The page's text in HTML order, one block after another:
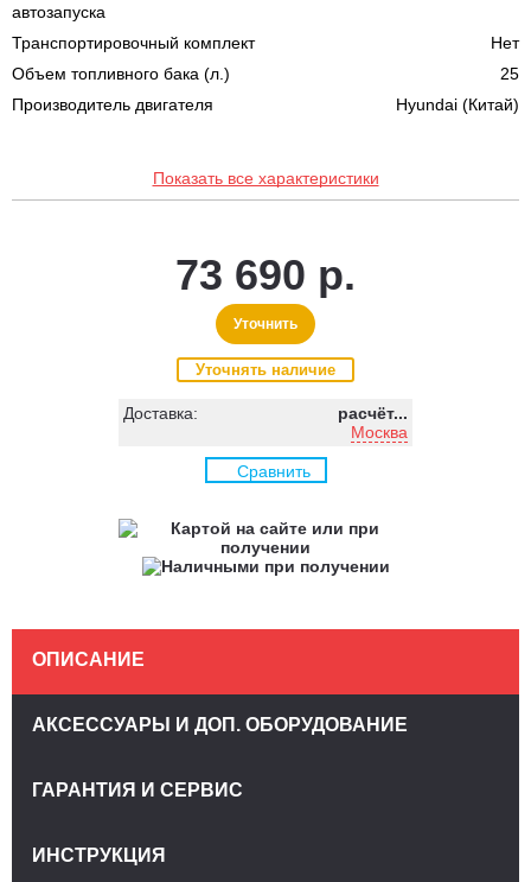
автозапуска
Транспортировочный комплект
Нет
Объем топливного бака (л.)
25
Производитель двигателя
Hyundai (Китай)
Показать все характеристики
73 690 р.
Уточнить
Уточнять наличие
Доставка:
расчёт...
Москва
Сравнить
ОПИСАНИЕ
АКСЕССУАРЫ И ДОП. ОБОРУДОВАНИЕ
ГАРАНТИЯ И СЕРВИС
ИНСТРУКЦИЯ